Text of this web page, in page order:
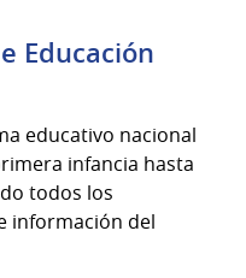
Educación
educativo nacional
infancia hasta
todos los
información del